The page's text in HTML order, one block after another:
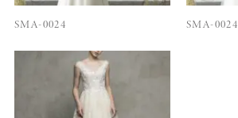
SMA-0024 SMA-0024